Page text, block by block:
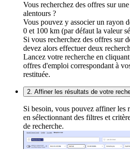
Vous recherchez des offres sur
alentours ?
Vous pouvez y associer un rayon
0 et 100 km (par défaut la valeur
Si vous recherchez des offres sur
devez alors effectuer deux
Lancez votre recherche en
offres d'emploi correspondant à
restituée.
2. Affiner les résultats de votre
Si besoin, vous pouvez affiner les
en sélectionnant des filtres et
de recherche.